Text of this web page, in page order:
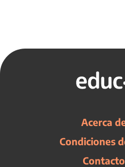
Acerca
Condiciones
Contacto